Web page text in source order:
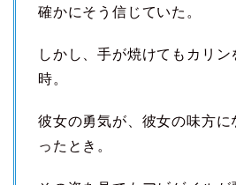
確かにそう信じていた。
しかし、手が焼けてもカリン
時。
彼女の勇気が、彼女の味方に
ったとき。